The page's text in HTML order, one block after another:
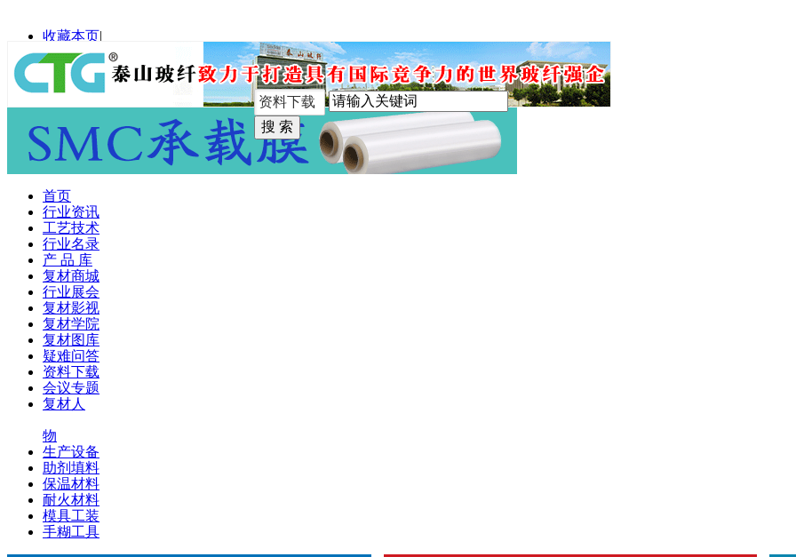
收藏本页|
手机版
首页
行业资讯
工艺技术
行业名录
产 品 库
复材商城
行业展会
复材影视
复材学院
复材图库
疑难问答
资料下载
会议专题
复材人
物
生产设备
助剂填料
保温材料
耐火材料
模具工装
手糊工具